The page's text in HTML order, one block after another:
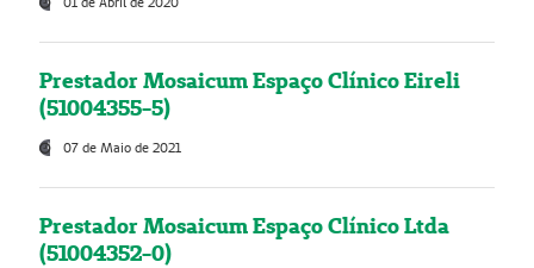
Prestador Mosaicum Espaço Clínico Eireli
(51004355-5)
07 de Maio de 2021
Prestador Mosaicum Espaço Clínico Ltda
(51004352-0)